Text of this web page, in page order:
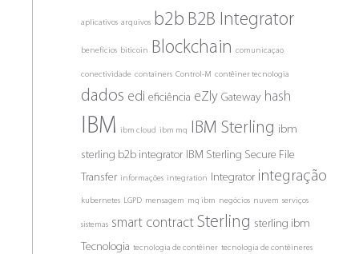
aplicativos arquivos b2b B2B Integrator
benefícios biticoin Blockchain comunicaçao
conectividade containers Control-M contêiner tecnologia
dados edi eficiência eZly Gateway hash
IBM ibm cloud ibm mq IBM Sterling ibm
sterling b2b integrator IBM Sterling Secure File
Transfer informações integration Integrator integração
kubernetes LGPD mensagem mq ibm negócios nuvem serviços
sistemas smart contract Sterling sterling ibm
Tecnologia tecnologia de contêiner tecnologia de contêineres